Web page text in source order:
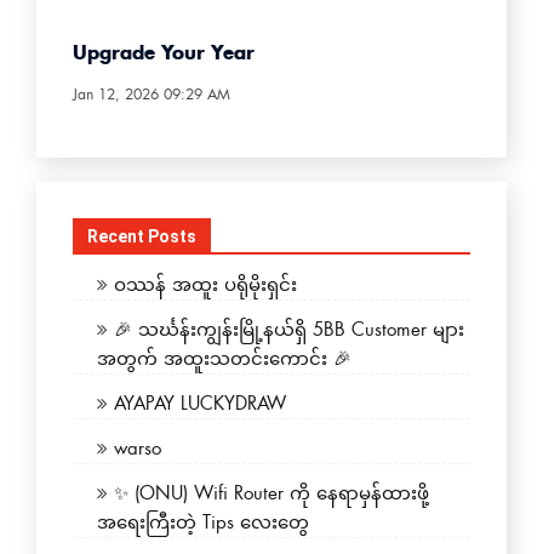
Upgrade Your Year
Jan 12, 2026 09:29 AM
Recent Posts
ဝဿန် အထူး ပရိုမိုးရှင်း
🎉 သင်္ဃန်းကျွန်းမြို့နယ်ရှိ 5BB Customer များ
အတွက် အထူးသတင်းကောင်း 🎉
AYAPAY LUCKYDRAW
warso
✨ (ONU) Wifi Router ကို နေရာမှန်ထားဖို့
အရေးကြီးတဲ့ Tips လေးတွေ